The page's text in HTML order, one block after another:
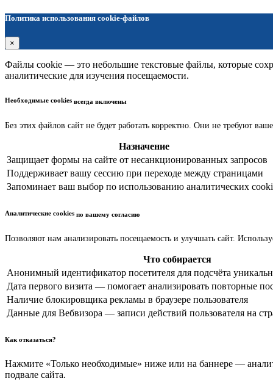
Политика использования cookie-файлов
×
Файлы cookie — это небольшие текстовые файлы, которые
аналитические для изучения посещаемости.
Необходимые cookies всегда включены
Без этих файлов сайт не будет работать корректно. Они не требуют
Назначение
Защищает формы на сайте от несанкционированных запросов
Поддерживает вашу сессию при переходе между страницами
Запоминает ваш выбор по использованию аналитических
Аналитические cookies по вашему согласию
Позволяют нам анализировать посещаемость и улучшать сайт.
Что собирается
Анонимный идентификатор посетителя для подсчёта
Дата первого визита — помогает анализировать повторные
Наличие блокировщика рекламы в браузере пользователя
Данные для Вебвизора — записи действий пользователя на
Как отказаться?
Нажмите «Только необходимые» ниже или на баннере —
подвале сайта.